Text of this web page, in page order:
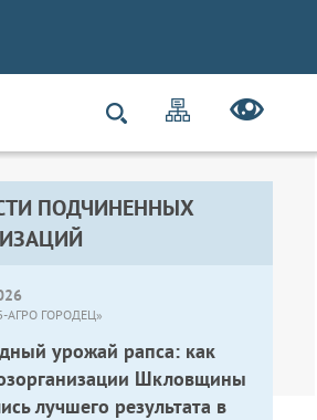
ПОДЧИНЕННЫХ
АГРО ГОРОДЕЦ»
урожай рапса: как
Шкловщины
лучшего результата в